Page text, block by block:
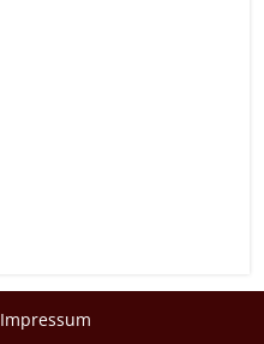
Impressum